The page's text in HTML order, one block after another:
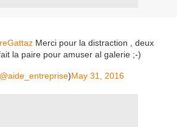
Merci pour la distraction , deux
la paire pour amuser al galerie ;-)
@aide_entreprise)May 31, 2016